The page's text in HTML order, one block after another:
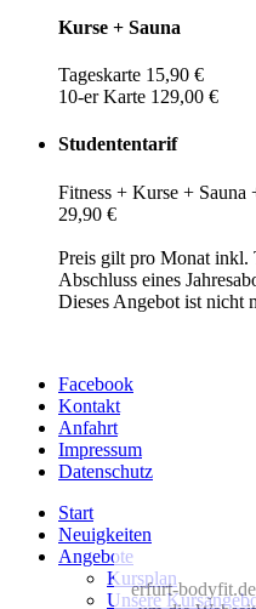
Kurse + Sauna
Tageskarte 15,90 €
10-er Karte 129,00 €
Studententarif
Fitness + Kurse + Sauna
29,90 €
Preis gilt pro Monat inkl.
Abschluss eines
Dieses Angebot ist nicht
Facebook
Kontakt
Anfahrt
Impressum
Datenschutz
Start
Neuigkeiten
Angebote
Kursplan
Unsere
erfurt-